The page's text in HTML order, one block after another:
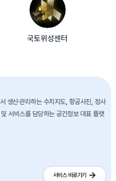
국토위성센터
생산·관리하는 수치지도, 항공사진, 정사
서비스를 담당하는 공간정보 대표 플랫
서비스 바로가기